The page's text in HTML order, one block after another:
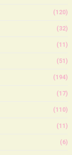
(120)
(32)
(11)
(51)
(194)
(17)
(110)
(11)
(6)